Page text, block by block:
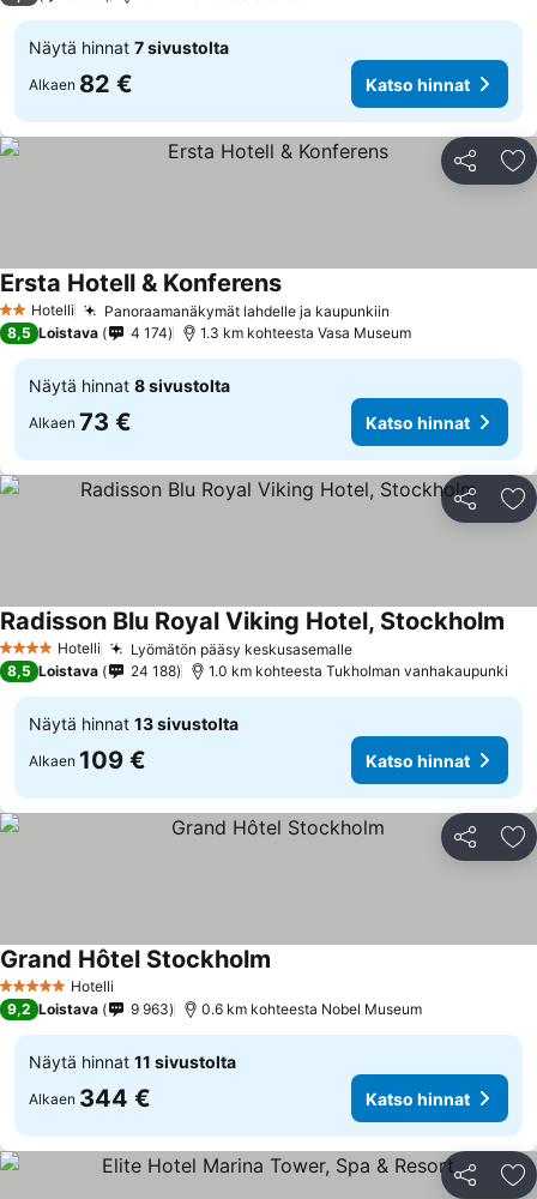
Näytä hinnat 7 sivustolta
Alkaen 82 € Katso hinnat
Jaa
2 Tähtiluokitus
Hotelli Panoraamanäkymät lahdelle ja kaupunkiin
Ersta Hotell & Konferens
8,5 Loistava 4 174 1.3 km kohteesta Vasa Museum
Näytä hinnat 8 sivustolta
Alkaen 73 € Katso hinnat
Jaa
4 Tähtiluokitus
Hotelli Lyömätön pääsy keskusasemalle
Radisson Blu Royal Viking Hotel, Stockholm
8,5 Loistava 24 188 1.0 km kohteesta Tukholman vanhakaupunki
Näytä hinnat 13 sivustolta
Alkaen 109 € Katso hinnat
Jaa
5 Tähtiluokitus
Hotelli
Grand Hôtel Stockholm
9,2 Loistava 9 963 0.6 km kohteesta Nobel Museum
Näytä hinnat 11 sivustolta
Alkaen 344 € Katso hinnat
Jaa